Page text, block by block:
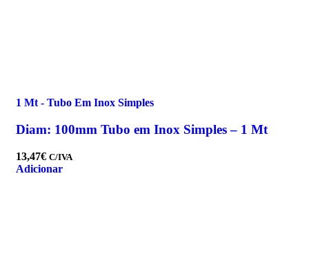
1 Mt - Tubo Em Inox Simples
Diam: 100mm Tubo em Inox Simples – 1 Mt
13,47€ C/IVA
Adicionar